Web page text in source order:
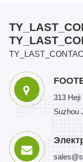
313 Heji
Suzhou